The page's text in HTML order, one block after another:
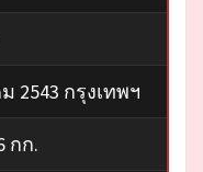
2543 กรุงเทพฯ
กก.